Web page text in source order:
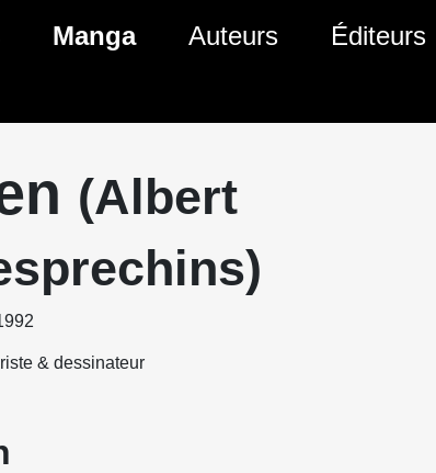
Manga
Genres Manga
Auteurs Éditeurs
(Albert
& dessinateur